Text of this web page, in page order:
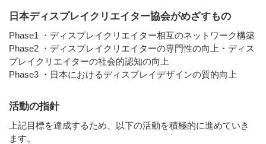
日本ディスプレイクリエイター協会がめざすもの
Phase1 ・ディスプレイクリエイター相互のネットワーク構築
Phase2 ・ディスプレイクリエイターの専門性の向上・ディス
プレイクリエイターの社会的認知の向上
Phase3 ・日本におけるディスプレイデザインの質的向上
活動の指針
上記目標を達成するため、以下の活動を積極的に進めていき
ます。